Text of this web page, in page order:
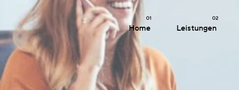
Home
01
Leistungen
02